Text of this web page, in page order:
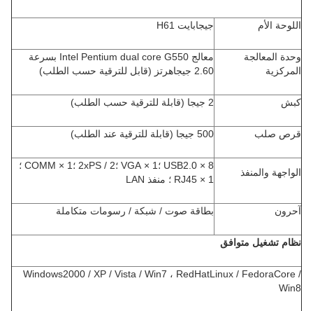
اللوحة الأم جيجابايت H61
وحدة المعالجة
المركزية
معالج Intel Pentium dual core G550 بسرعة
2.60 جيجاهرتز (قابل للترقية حسب الطلب)
كبش 2 جيجا (قابلة للترقية حسب الطلب)
قرص صلب 500 جيجا (قابلة للترقية عند الطلب)
الواجهة والمنفذ
8 × USB2.0 ؛1 × VGA ؛2xPS / 2 ؛1 × COMM ؛
1 × RJ45 ؛ منفذ LAN
آحرون بطاقة صوت / شبكة / رسومات متكاملة
نظام تشغيل متوافق
Windows2000 / XP / Vista / Win7 ، RedHatLinux / FedoraCore /
Win8